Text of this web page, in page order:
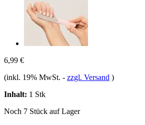
6,99 €
(inkl. 19% MwSt. - zzgl. Versand )
Inhalt: 1 Stk
Noch 7 Stück auf Lager